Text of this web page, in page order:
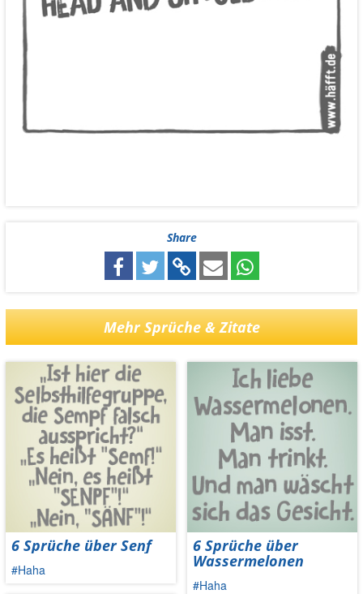
Share
Mehr Sprüche & Zitate
6 Sprüche über Senf
#Haha
6 Sprüche über
Wassermelonen
#Haha